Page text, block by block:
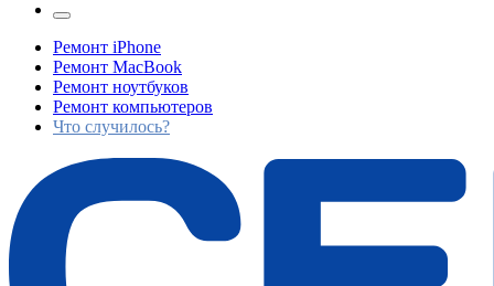
Ремонт iPhone
Ремонт MacBook
Ремонт ноутбуков
Ремонт компьютеров
Что случилось?